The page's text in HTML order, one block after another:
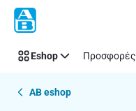
Παράλειψη
Eshop Προσφορές
AB eshop